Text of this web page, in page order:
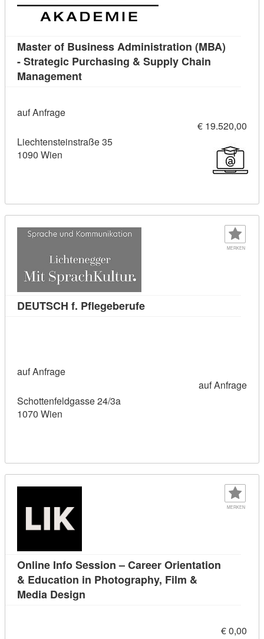
Master of Business Administration (MBA)
- Strategic Purchasing & Supply Chain
ManagementKursdetail: Master of Business
auf Anfrage
€ 19.520,00
Liechtensteinstraße 35
1090 Wien
MERKEN
DEUTSCH f. PflegeberufeKursdetail: DEUTSCH f.
auf Anfrage
auf Anfrage
Schottenfeldgasse 24/3a
1070 Wien
MERKEN
Online Info Session – Career Orientation
& Education in Photography, Film &
Media Design
€ 0,00